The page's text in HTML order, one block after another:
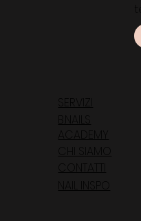
B.NAILS
ACADEMY
SERVIZI
CHI SIAMO
CONTATTI
te.